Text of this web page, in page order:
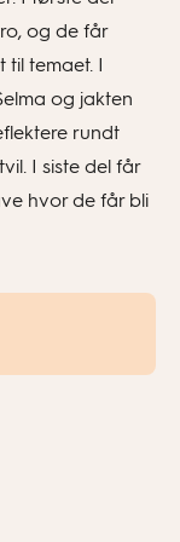
og de får
til temaet. I
og jakten
rundt
I siste del får
hvor de får bli